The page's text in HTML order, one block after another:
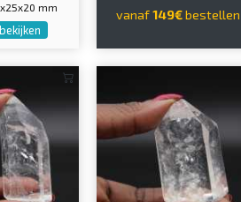
mm
vanaf149€bestellen